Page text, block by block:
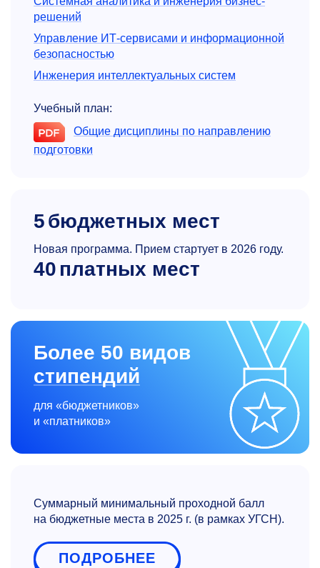
решений
Управление ИТ-сервисами и информационной
безопасностью
Инженерия интеллектуальных систем
Учебный план:
Общие дисциплины по направлению
подготовки
5бюджетных мест
Новая программа. Прием стартует в 2026 году.
40 платных мест
Более 50 видов
стипендий
для «бюджетников»
и «платников»
Суммарный минимальный проходной балл
на бюджетные места в 2025 г. (в рамках УГСН).
ПОДРОБНЕЕ